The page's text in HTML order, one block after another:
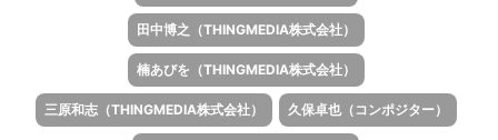
田中博之（THINGMEDIA株式会社）
楠あびを（THINGMEDIA株式会社）
三原和志（THINGMEDIA株式会社） 久保卓也（コンポジター）